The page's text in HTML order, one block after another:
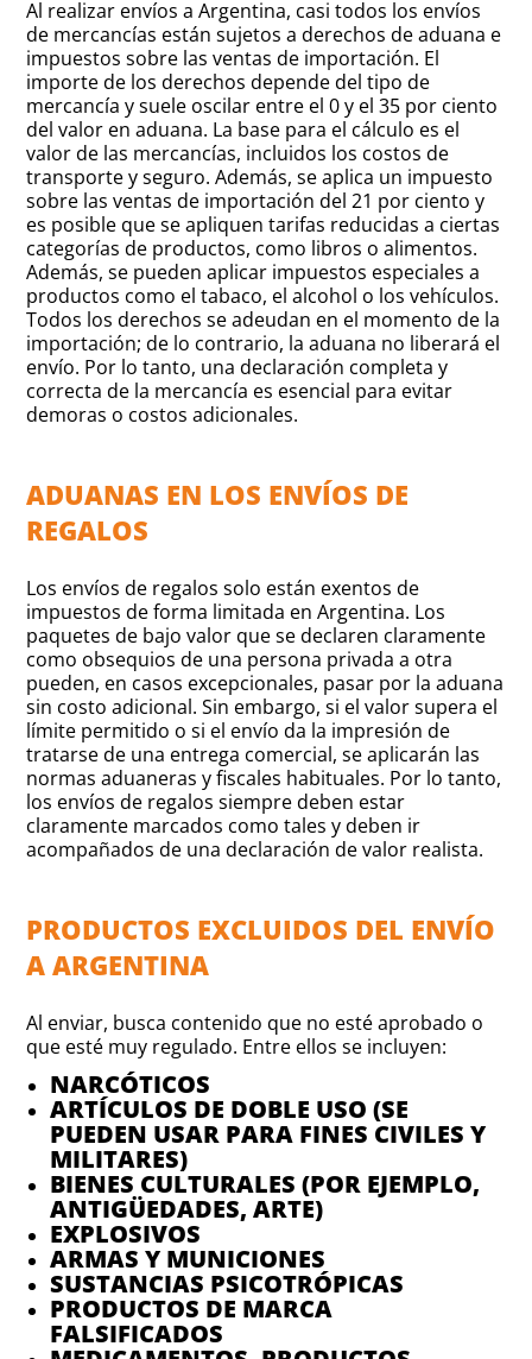
Al realizar envíos a Argentina, casi todos los envíos
de mercancías están sujetos a derechos de aduana e
impuestos sobre las ventas de importación. El
importe de los derechos depende del tipo de
mercancía y suele oscilar entre el 0 y el 35 por ciento
del valor en aduana. La base para el cálculo es el
valor de las mercancías, incluidos los costos de
transporte y seguro. Además, se aplica un impuesto
sobre las ventas de importación del 21 por ciento y
es posible que se apliquen tarifas reducidas a ciertas
categorías de productos, como libros o alimentos.
Además, se pueden aplicar impuestos especiales a
productos como el tabaco, el alcohol o los vehículos.
Todos los derechos se adeudan en el momento de la
importación; de lo contrario, la aduana no liberará el
envío. Por lo tanto, una declaración completa y
correcta de la mercancía es esencial para evitar
demoras o costos adicionales.
ADUANAS EN LOS ENVÍOS DE
REGALOS
Los envíos de regalos solo están exentos de
impuestos de forma limitada en Argentina. Los
paquetes de bajo valor que se declaren claramente
como obsequios de una persona privada a otra
pueden, en casos excepcionales, pasar por la aduana
sin costo adicional. Sin embargo, si el valor supera el
límite permitido o si el envío da la impresión de
tratarse de una entrega comercial, se aplicarán las
normas aduaneras y fiscales habituales. Por lo tanto,
los envíos de regalos siempre deben estar
claramente marcados como tales y deben ir
acompañados de una declaración de valor realista.
PRODUCTOS EXCLUIDOS DEL ENVÍO
A ARGENTINA
Al enviar, busca contenido que no esté aprobado o
que esté muy regulado. Entre ellos se incluyen:
NARCÓTICOS
ARTÍCULOS DE DOBLE USO (SE
PUEDEN USAR PARA FINES CIVILES Y
MILITARES)
BIENES CULTURALES (POR EJEMPLO,
ANTIGÜEDADES, ARTE)
EXPLOSIVOS
ARMAS Y MUNICIONES
SUSTANCIAS PSICOTRÓPICAS
PRODUCTOS DE MARCA
FALSIFICADOS